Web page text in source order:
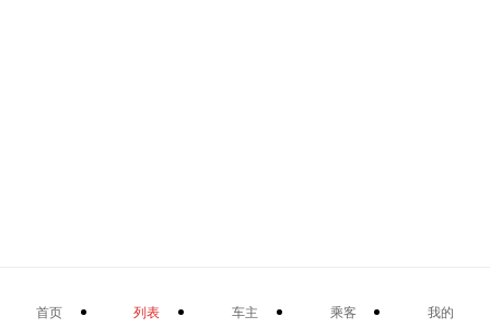
首页 列表 车主 乘客 我的